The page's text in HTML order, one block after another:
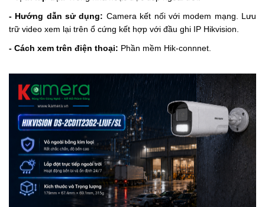
- Hướng dẫn sử dụng: Camera kết nối với modem mạng. Lưu
trữ video xem lại trên ổ cứng kết hợp với đầu ghi IP Hikvision.
- Cách xem trên điện thoại: Phần mềm Hik-connnet.